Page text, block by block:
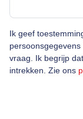
Ik geef
vraag. Ik begrijp
intrekken. Zie ons